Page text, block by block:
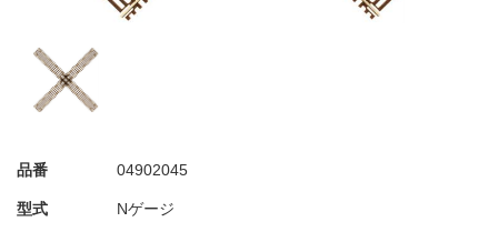
品番 04902045
型式 Nゲージ